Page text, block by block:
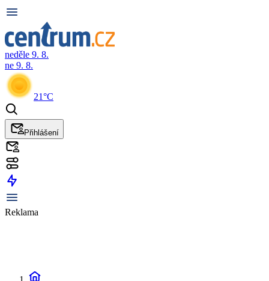
neděle 9. 8.
ne 9. 8.
21°C
Přihlášení
Reklama